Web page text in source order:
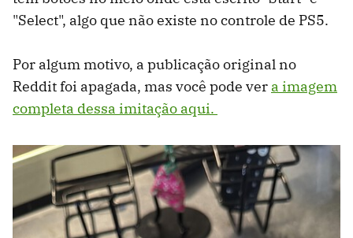
"Select", algo que não existe no controle de PS5.
Por algum motivo, a publicação original no
Reddit foi apagada, mas você pode ver a imagem
completa dessa imitação aqui.